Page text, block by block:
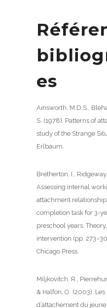
es
Ainsworth, M.D.S.,
S. (1978). Patterns of
study of the Strange
Erlbaum.
Bretherton, I.,
Assessing internal
attachment
completion task for 3-
preschool years:
intervention (pp.
Chicago Press.
Miljkovitch, R.,
& Halfon, O. (2003).
d’attachement du